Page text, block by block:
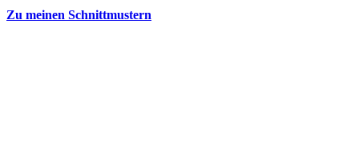
Zu meinen Schnittmustern